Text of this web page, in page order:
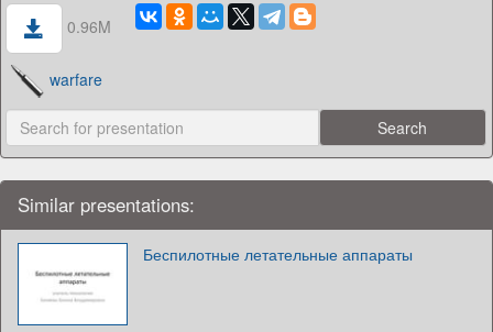
0.96M
warfare
Similar presentations:
Беспилотные летательные аппараты